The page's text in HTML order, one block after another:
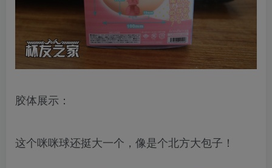
胶体展示：
这个咪咪球还挺大一个，像是个北方大包子！